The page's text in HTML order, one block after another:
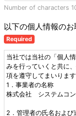
Number of characters
以下の個人情報の
Required
当社では当社の「個人
みを行っていくと共に
項を遵守してまいります
1．事業者の名称
株式会社 システムコン
2．管理者の氏名および